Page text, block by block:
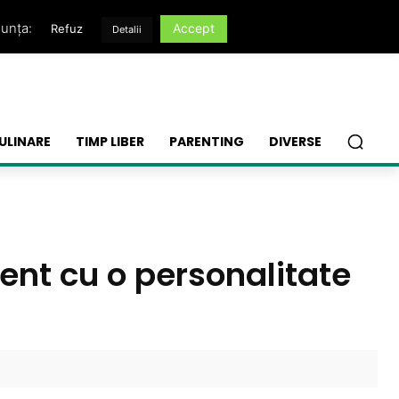
TIMP LIBER PARENTING DIVERSE
cu o personalitate
Refuz Detalii Accept